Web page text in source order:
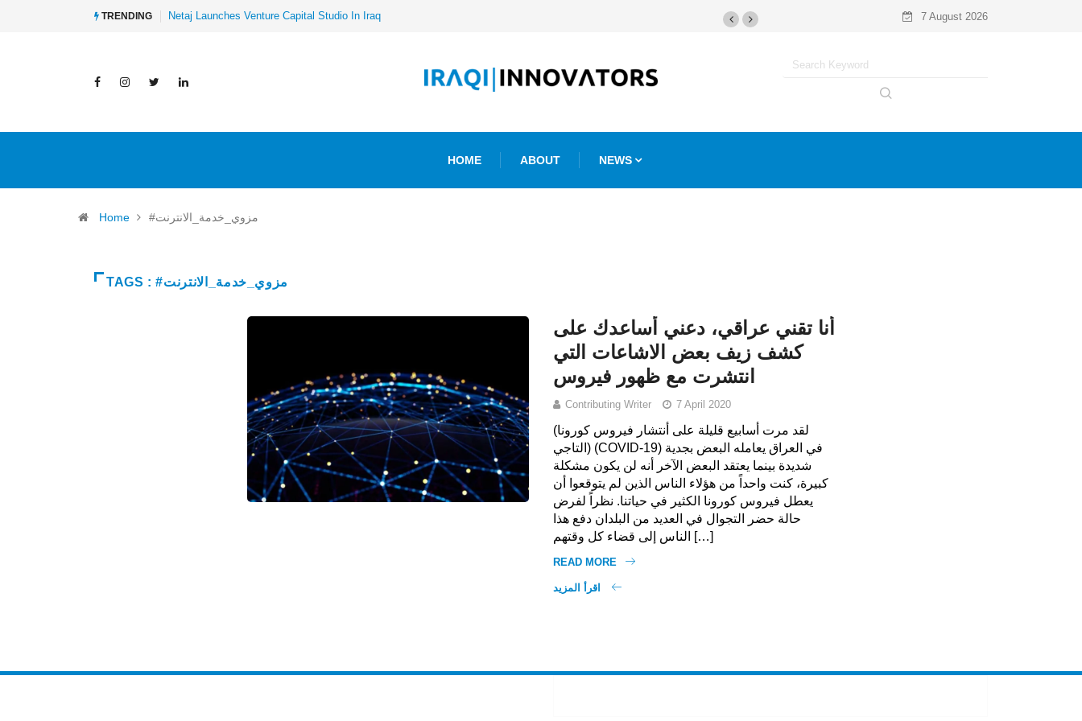
TRENDING Netaj Launches Venture Capital Studio In Iraq 7 August 2026
HOME ABOUT NEWS
Home #مزوي_خدمة_الانترنت
TAGS : #مزوي_خدمة_الانترنت
أنا تقني عراقي، دعني أساعدك على
كشف زيف بعض الاشاعات التي
انتشرت مع ظهور فيروس
Contributing Writer 7 April 2020
(لقد مرت أسابيع قليلة على أنتشار فيروس كورونا
(التاجي (COVID-19) في العراق يعامله البعض بجدية
شديدة بينما يعتقد البعض الآخر أنه لن يكون مشكلة
كبيرة، كنت واحداً من هؤلاء الناس الذين لم يتوقعوا أن
يعطل فيروس كورونا الكثير في حياتنا. نظراً لفرض
حالة حضر التجوال في العديد من البلدان دفع هذا
الناس إلى قضاء كل وقتهم […]
READ MORE